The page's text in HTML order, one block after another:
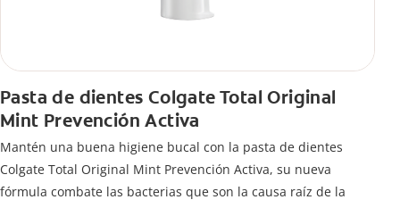
Pasta de dientes Colgate Total Original
Mint Prevención Activa
Mantén una buena higiene bucal con la pasta de dientes
Colgate Total Original Mint Prevención Activa, su nueva
fórmula combate las bacterias que son la causa raíz de la